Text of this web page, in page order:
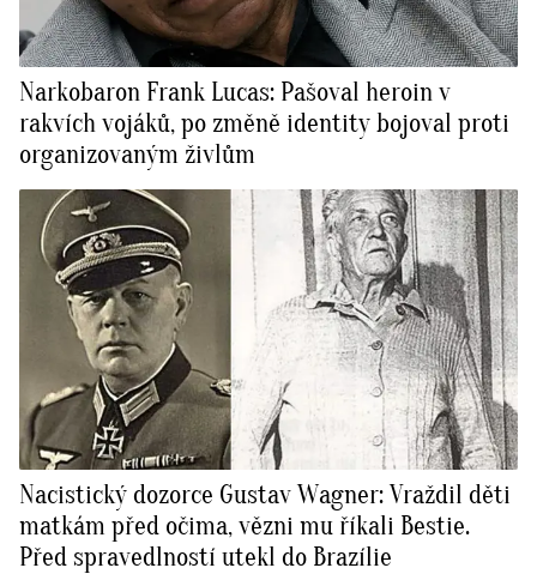
Narkobaron Frank Lucas: Pašoval heroin v
rakvích vojáků, po změně identity bojoval proti
organizovaným živlům
Nacistický dozorce Gustav Wagner: Vraždil děti
matkám před očima, vězni mu říkali Bestie.
Před spravedlností utekl do Brazílie